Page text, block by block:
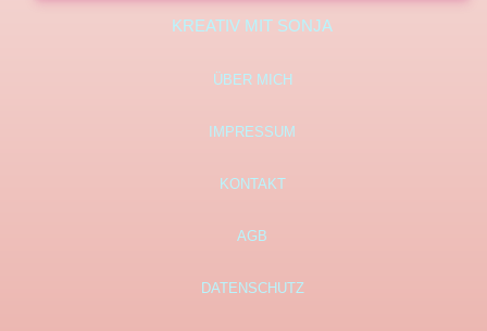
KREATIV MIT SONJA
ÜBER MICH
IMPRESSUM
KONTAKT
AGB
DATENSCHUTZ